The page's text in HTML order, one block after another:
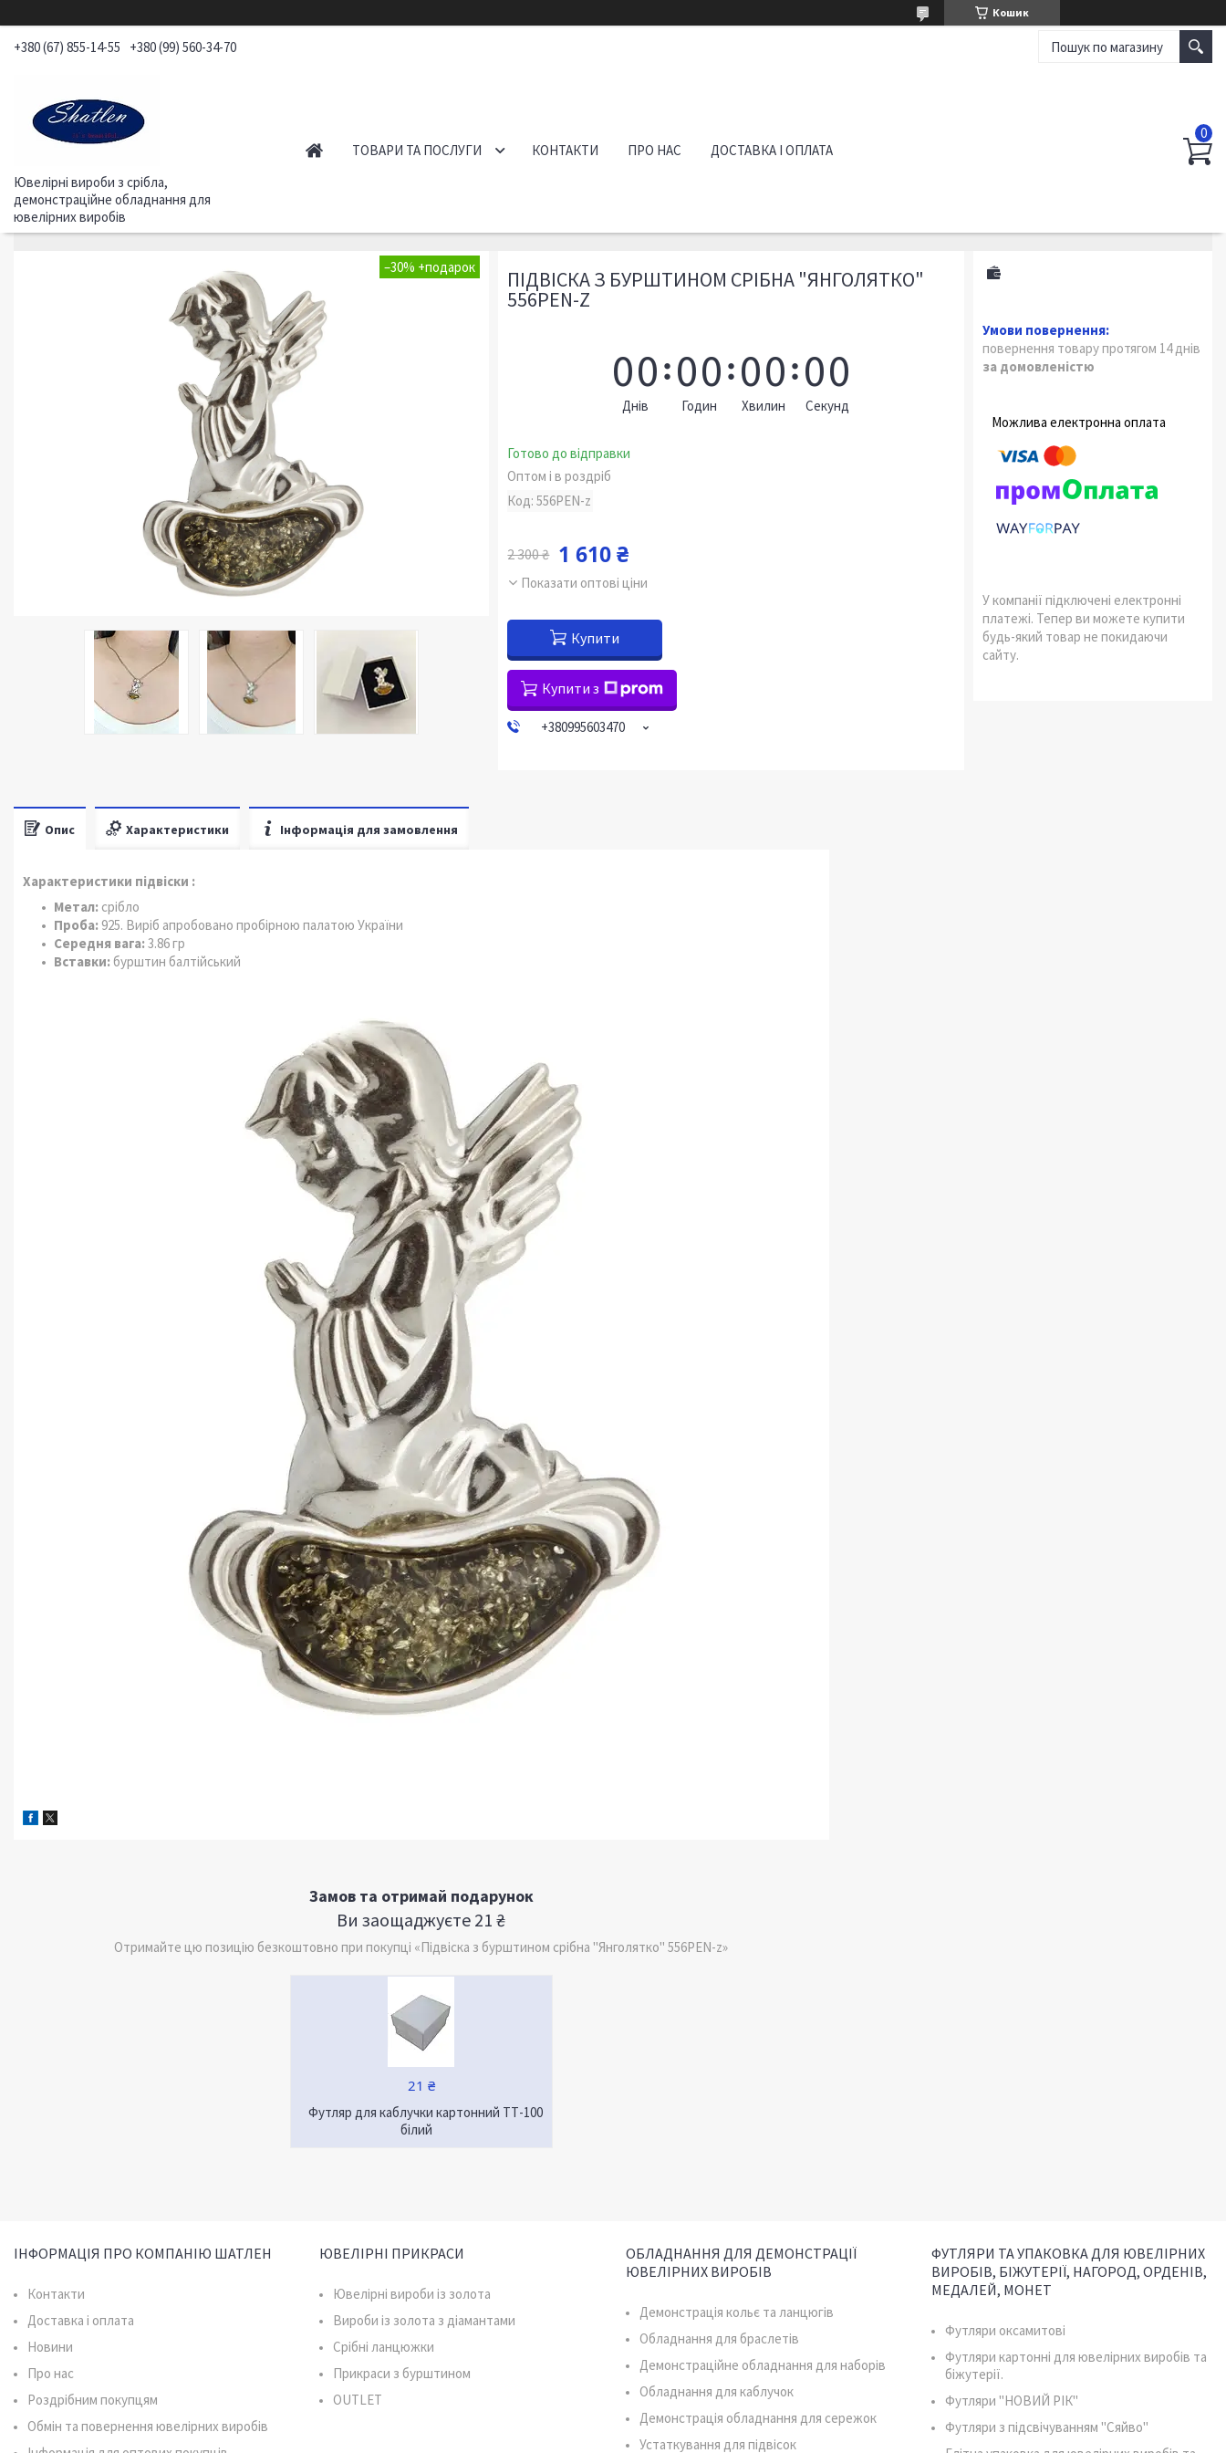
Кошик
+380 (67) 855-14-55 +380 (99) 560-34-70
Ювелірні вироби з срібла,
демонстраційне обладнання для
ювелірних виробів
ТОВАРИ ТА ПОСЛУГИ КОНТАКТИ ПРО НАС ДОСТАВКА І ОПЛАТА
–30% ПІДВІСКА З БУРШТИНОМ СРІБНА "ЯНГОЛЯТКО"
556PEN-Z
00
Днів
00
Годин
00
Хвилин
00
Секунд
Готово до відправки
Оптом і в роздріб
Код:556PEN-z
2 300 ₴ 1 610 ₴
Показати оптові ціни
Купити
Купити з
+380995603470
повернення товару протягом 14 днів
за домовленістю
У компанії підключені електронні
платежі. Тепер ви можете купити
будь-який товар не покидаючи
сайту.
Опис Характеристики Інформація для замовлення
Характеристики підвіски :
Метал: срібло
Проба: 925. Виріб апробовано пробірною палатою України
Середня вага: 3.86 гр
Вставки: бурштин балтійський
Замов та отримай подарунок
Ви заощаджуєте 21 ₴
Отримайте цю позицію безкоштовно при покупці «Підвіска з бурштином срібна "Янголятко" 556PEN-z»
21 ₴
Футляр для каблучки картонний ТТ-100
білий
ІНФОРМАЦІЯ ПРО КОМПАНІЮ ШАТЛЕН
Контакти
Доставка і оплата
Новини
Про нас
Роздрібним покупцям
Обмін та повернення ювелірних виробів
ЮВЕЛІРНІ ПРИКРАСИ
Ювелірні вироби із золота
Вироби із золота з діамантами
Срібні ланцюжки
Прикраси з бурштином
OUTLET
ОБЛАДНАННЯ ДЛЯ ДЕМОНСТРАЦІЇ
ЮВЕЛІРНИХ ВИРОБІВ
Демонстрація кольє та ланцюгів
Обладнання для браслетів
Демонстраційне обладнання для наборів
Обладнання для каблучок
Демонстрація обладнання для сережок
Устаткування для підвісок
ФУТЛЯРИ ТА УПАКОВКА ДЛЯ ЮВЕЛІРНИХ
ВИРОБІВ, БІЖУТЕРІЇ, НАГОРОД, ОРДЕНІВ,
МЕДАЛЕЙ, МОНЕТ
Футляри оксамитові
Футляри картонні для ювелірних виробів та
біжутерії.
Футляри "НОВИЙ РІК"
Футляри з підсвічуванням "Сяйво"